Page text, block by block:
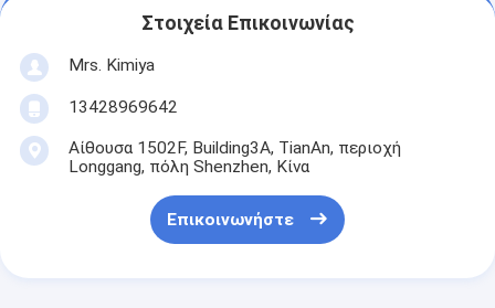
Στοιχεία Επικοινωνίας
Mrs. Kimiya
13428969642
Αίθουσα 1502F, Building3A, TianAn, περιοχή
Longgang, πόλη Shenzhen, Κίνα
Επικοινωνήστε